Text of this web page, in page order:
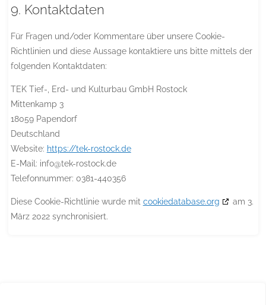
9. Kontaktdaten
Für Fragen und/oder Kommentare über unsere Cookie-
Richtlinien und diese Aussage kontaktiere uns bitte mittels der
folgenden Kontaktdaten:
TEK Tief-, Erd- und Kulturbau GmbH Rostock
Mittenkamp 3
18059 Papendorf
Deutschland
Website: https://tek-rostock.de
E-Mail: info@tek-rostock.de
Telefonnummer: 0381-440356
Diese Cookie-Richtlinie wurde mit cookiedatabase.org
am 3.
März 2022 synchronisiert.